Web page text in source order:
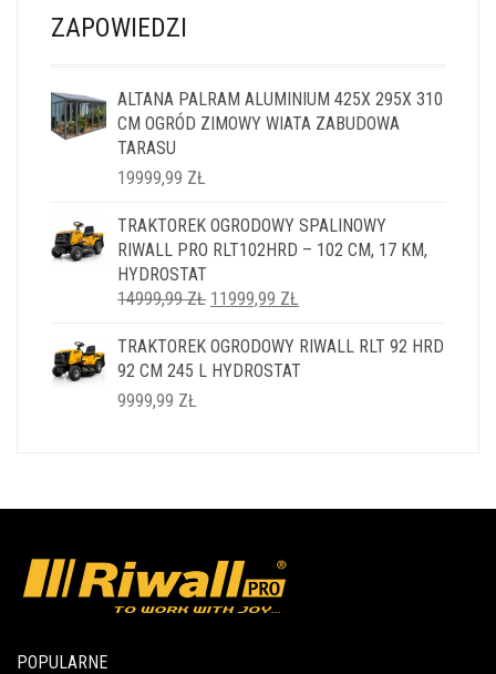
ZAPOWIEDZI
ALTANA PALRAM ALUMINIUM 425X 295X 310
CM OGRÓD ZIMOWY WIATA ZABUDOWA
TARASU
19999,99 ZŁ
TRAKTOREK OGRODOWY SPALINOWY
RIWALL PRO RLT102HRD – 102 CM, 17 KM,
HYDROSTAT
14999,99ZŁ PIERWOTNA
WYNOSIŁA:
14999,99 ZŁ.
11999,99 ZŁ
WYNOSI:
11999,99 ZŁ.
TRAKTOREK OGRODOWY RIWALL RLT 92 HRD
92 CM 245 L HYDROSTAT
9999,99 ZŁ
POPULARNE